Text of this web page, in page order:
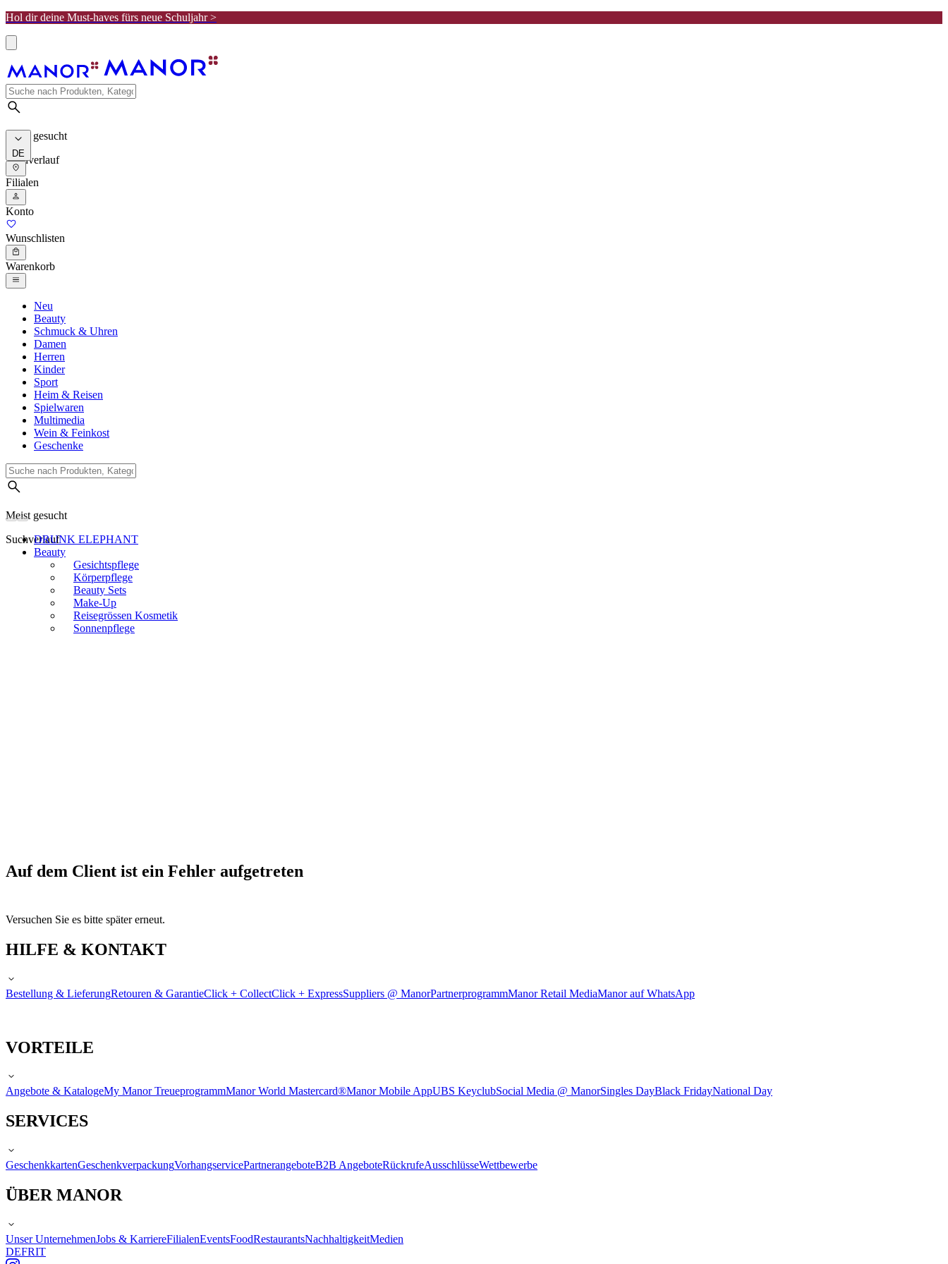
Hol dir deine Must-haves fürs neue Schuljahr >
Meist gesucht
Suchverlauf
DE
Filialen
Konto
Wunschlisten
Warenkorb
Neu
Beauty
Schmuck & Uhren
Damen
Herren
Kinder
Sport
Heim & Reisen
Spielwaren
Multimedia
Wein & Feinkost
Geschenke
Meist gesucht
SuchverlaufDRUNK ELEPHANT
Beauty
Gesichtspflege
Körperpflege
Beauty Sets
Make-Up
Reisegrössen Kosmetik
Sonnenpflege
Auf dem Client ist ein Fehler aufgetreten
Versuchen Sie es bitte später erneut.
HILFE & KONTAKT
Bestellung & LieferungRetouren & GarantieClick + CollectClick + ExpressSuppliers @ ManorPartnerprogrammManor Retail MediaManor auf WhatsApp
VORTEILE
Angebote & KatalogeMy Manor TreueprogrammManor World Mastercard®Manor Mobile AppUBS KeyclubSocial Media @ ManorSingles DayBlack FridayNational Day
SERVICES
GeschenkkartenGeschenkverpackungVorhangservicePartnerangeboteB2B AngeboteRückrufeAusschlüsseWettbewerbe
ÜBER MANOR
Unser UnternehmenJobs & KarriereFilialenEventsFoodRestaurantsNachhaltigkeitMedien
DEFRIT